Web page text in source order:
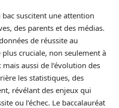
suscitent une attention
des parents et des médias.
de réussite au
plus cruciale, non seulement à
aussi de l’évolution des
les statistiques, des
révélant des enjeux qui
ou l’échec. Le baccalauréat